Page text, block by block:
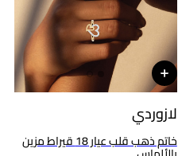
لازوردي
خاتم ذهب قلب عيار 18 قيراط مزين